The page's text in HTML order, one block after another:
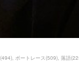
(494) ボートレース (509) 落語(